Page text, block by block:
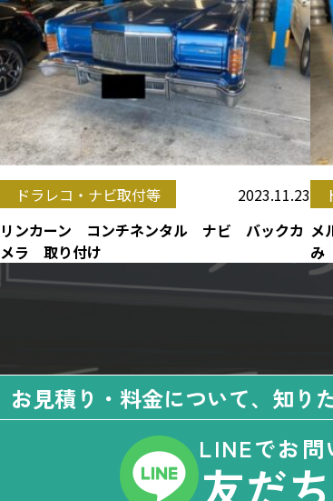
ドラレコ・ナビ取付等
2023.11.23
リンカーン コンチネンタル ナビ バックカ
メラ 取り付け
メ
み
お見積り・料金について、知り
LINEでお問
友だ